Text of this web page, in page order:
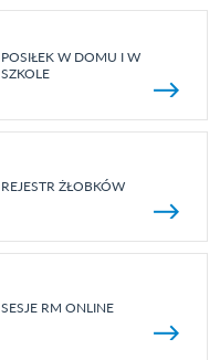
POSIŁEK W DOMU I W
SZKOLE
REJESTR ŻŁOBKÓW
SESJE RM ONLINE